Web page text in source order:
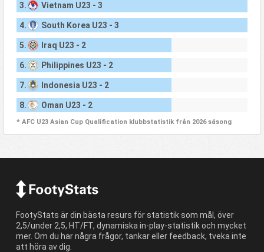
3. Vietnam U23 - 3
4. South Korea U23 - 3
5. Iraq U23 - 2
6. Philippines U23 - 2
7. Indonesia U23 - 2
8. Oman U23 - 2
* AFC U23 Asian Cup Qualification klubbstatistik från 2026 säsong
FootyStats är din bästa resurs för statistik som mål, över
2,5/under 2,5, HT/FT, dynamiska in-play-statistik och mycket
mer. Om du har några frågor, tankar eller feedback, tveka inte
att höra av dig.